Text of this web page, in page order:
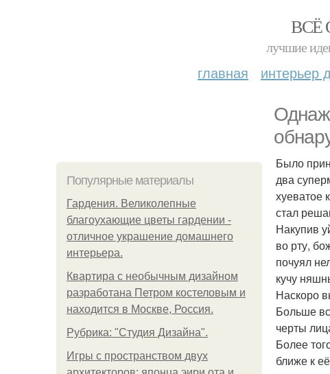
ВСЁ
лучшие
главная интерьер
Популярные материалы
Гардения. Великолепные
благоухающие цветы гардении -
отличное украшение домашнего
интерьера.
Квартира с необычным дизайном
разработана Петром костеловым и
находится в Москве, Россия.
Рубрика: "Студия Дизайна".
Игры с пространством двух
Было
два
хуеватое
стал
Накупив
во рту,
почуял
кучу
Наскоро
Больше
черты
Более
ближе к